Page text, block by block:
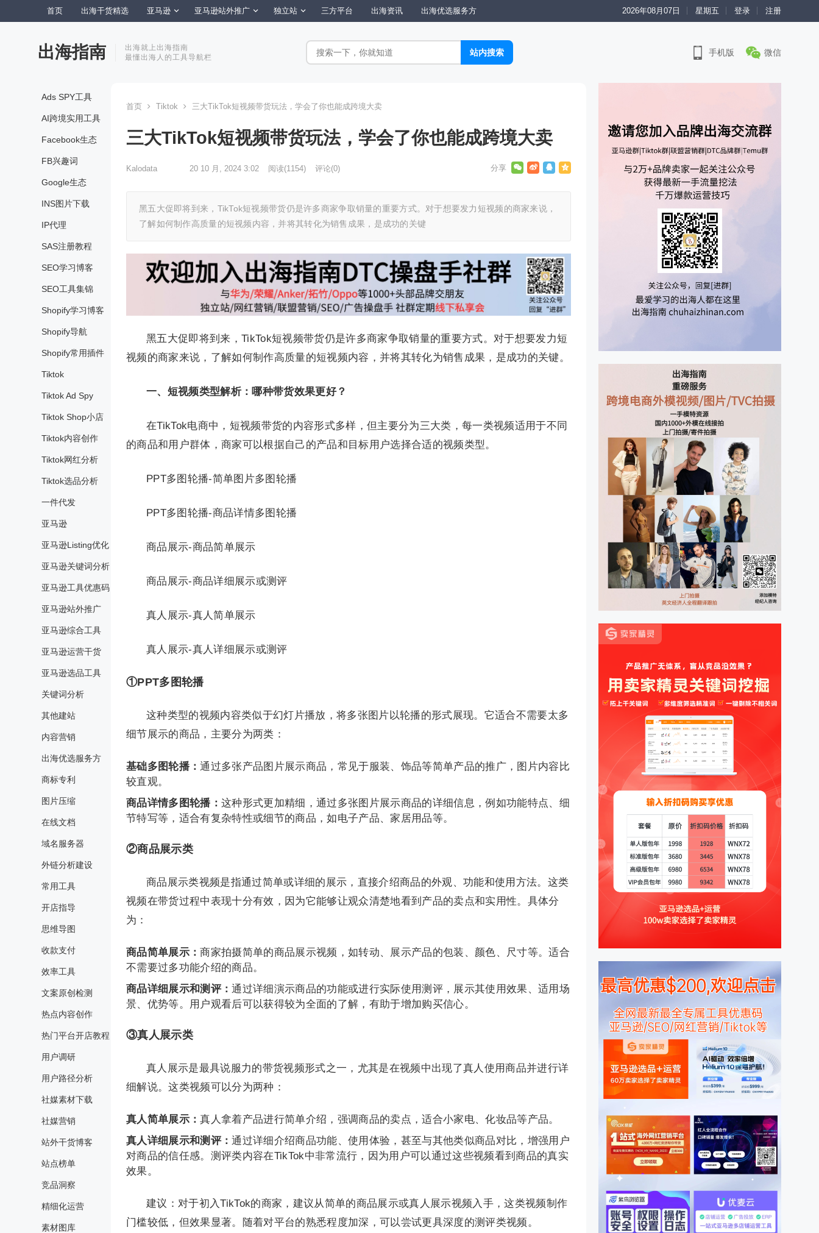
首页 出海干货精选 亚马逊 亚马逊站外推广 独立站 三方平台 出海资讯 出海优选服务方 2026年08月07日 星期五 登录 注册
出海指南
出海就上出海指南
最懂出海人的工具导航栏
手机版 微信
Ads SPY工具
AI跨境实用工具
Facebook生态
FB兴趣词
Google生态
INS图片下载
IP代理
SAS注册教程
SEO学习博客
SEO工具集锦
Shopify学习博客
Shopify导航
Shopify常用插件
Tiktok
Tiktok Ad Spy
Tiktok Shop小店
Tiktok内容创作
Tiktok网红分析
Tiktok选品分析
一件代发
亚马逊
亚马逊Listing优化
亚马逊关键词分析
亚马逊工具优惠码
亚马逊站外推广
亚马逊综合工具
亚马逊运营干货
亚马逊选品工具
关键词分析
其他建站
内容营销
出海优选服务方
商标专利
图片压缩
在线文档
域名服务器
外链分析建设
常用工具
开店指导
思维导图
收款支付
效率工具
文案原创检测
热点内容创作
热门平台开店教程
用户调研
用户路径分析
社媒素材下载
社媒营销
站外干货博客
站点榜单
竞品洞察
精细化运营
素材图库
首页 Tiktok 三大TikTok短视频带货玩法，学会了你也能成跨境大卖
三大TikTok短视频带货玩法，学会了你也能成跨境大卖
Kalodata 20 10 月, 2024 3:02 阅读(1154) 评论(0)
黑五大促即将到来，TikTok短视频带货仍是许多商家争取销量的重要方式。对于想要发力短视频的商家来说，
了解如何制作高质量的短视频内容，并将其转化为销售成果，是成功的关键
黑五大促即将到来，TikTok短视频带货仍是许多商家争取销量的重要方式。对于想要发力短
视频的商家来说，了解如何制作高质量的短视频内容，并将其转化为销售成果，是成功的关键。
一、短视频类型解析：哪种带货效果更好？
在TikTok电商中，短视频带货的内容形式多样，但主要分为三大类，每一类视频适用于不同
的商品和用户群体，商家可以根据自己的产品和目标用户选择合适的视频类型。
PPT多图轮播-简单图片多图轮播
PPT多图轮播-商品详情多图轮播
商品展示-商品简单展示
商品展示-商品详细展示或测评
真人展示-真人简单展示
真人展示-真人详细展示或测评
①PPT多图轮播
这种类型的视频内容类似于幻灯片播放，将多张图片以轮播的形式展现。它适合不需要太多
细节展示的商品，主要分为两类：
基础多图轮播：通过多张产品图片展示商品，常见于服装、饰品等简单产品的推广，图片内容比
较直观。
商品详情多图轮播： 这种形式更加精细，通过多张图片展示商品的详细信息，例如功能特点、细
节特写等，适合有复杂特性或细节的商品，如电子产品、家居用品等。
②商品展示类
商品展示类视频是指通过简单或详细的展示，直接介绍商品的外观、功能和使用方法。这类
视频在带货过程中表现十分有效，因为它能够让观众清楚地看到产品的卖点和实用性。具体分
为：
商品简单展示：商家拍摄简单的商品展示视频，如转动、展示产品的包装、颜色、尺寸等。适合
不需要过多功能介绍的商品。
商品详细展示和测评：通过详细演示商品的功能或进行实际使用测评，展示其使用效果、适用场
景、优势等。用户观看后可以获得较为全面的了解，有助于增加购买信心。
③真人展示类
真人展示是最具说服力的带货视频形式之一，尤其是在视频中出现了真人使用商品并进行详
细解说。这类视频可以分为两种：
真人简单展示：真人拿着产品进行简单介绍，强调商品的卖点，适合小家电、化妆品等产品。
真人详细展示和测评：通过详细介绍商品功能、使用体验，甚至与其他类似商品对比，增强用户
对商品的信任感。测评类内容在TikTok中非常流行，因为用户可以通过这些视频看到商品的真实
效果。
建议：对于初入TikTok的商家，建议从简单的商品展示或真人展示视频入手，这类视频制作
门槛较低，但效果显著。随着对平台的熟悉程度加深，可以尝试更具深度的测评类视频。